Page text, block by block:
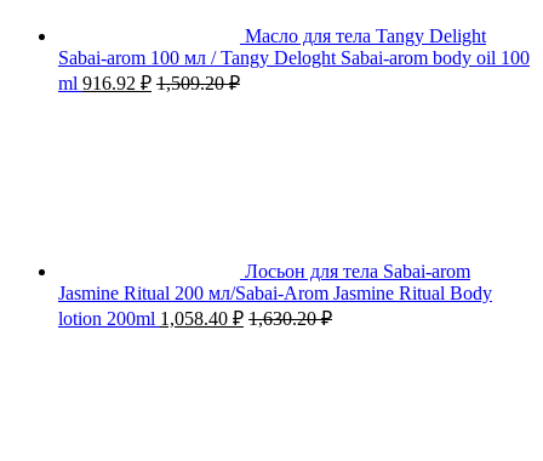
Масло для тела Tangy Delight
Sabai-arom 100 мл / Tangy Deloght Sabai-arom body oil 100
ml 916.92 ₽ 1,509.20₽
Лосьон для тела Sabai-arom
Jasmine Ritual 200 мл/Sabai-Arom Jasmine Ritual Body
lotion 200ml 1,058.40 ₽ 1,630.20₽